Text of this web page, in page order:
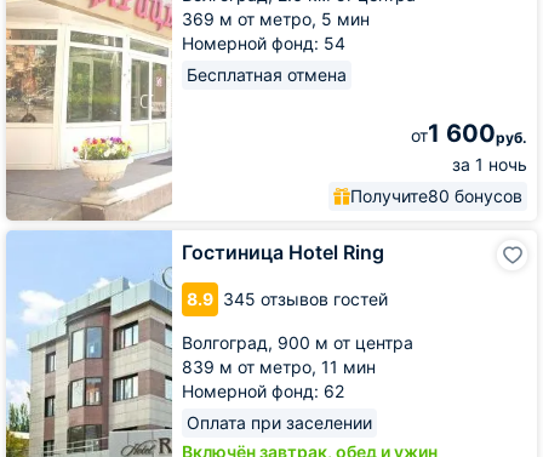
369 м от метро, 5 мин
Номерной фонд: 54
Бесплатная отмена
от1 600руб.
за 1 ночь
Получите80 бонусов
Гостиница Hotel Ring
8.9 345 отзывов гостей
Волгоград, 900 м от центра
839 м от метро, 11 мин
Номерной фонд: 62
Оплата при заселении
Включён завтрак, обед и ужин
Гостиница